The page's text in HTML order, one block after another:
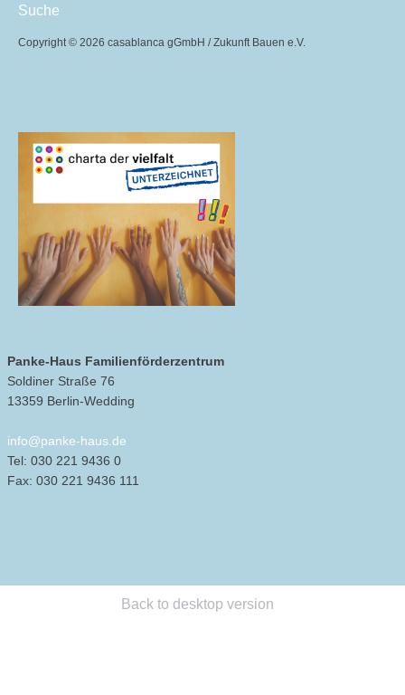
Suche
Copyright © 2026 casablanca gGmbH / Zukunft Bauen e.V.
Panke-Haus Familienförderzentrum
Soldiner Straße 76
13359 Berlin-Wedding
info@panke-haus.de
Tel: 030 221 9436 0
Fax: 030 221 9436 111
Back to desktop version